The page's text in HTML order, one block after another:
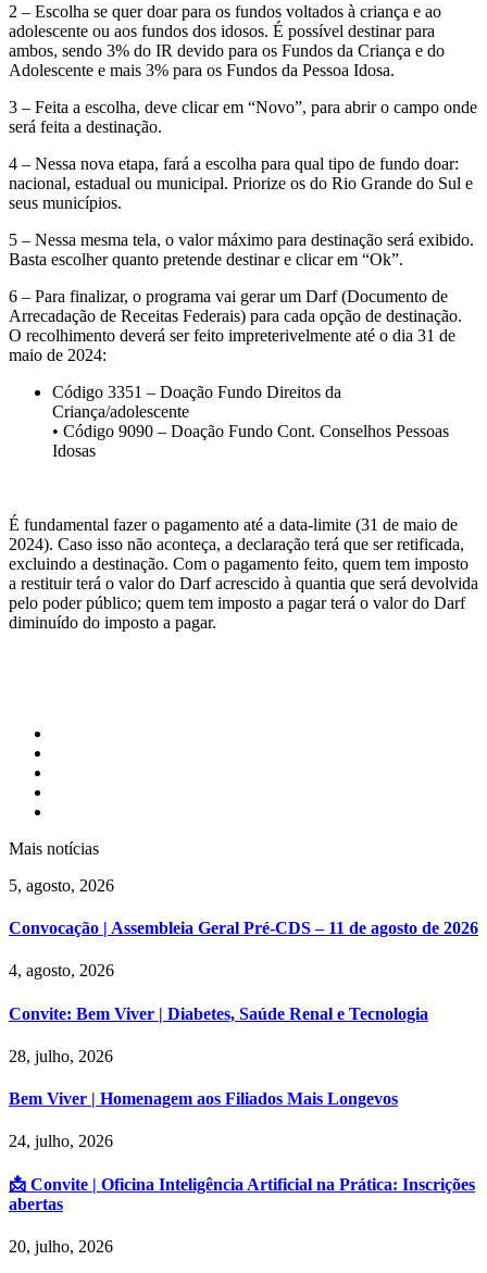
2 – Escolha se quer doar para os fundos voltados à criança e ao
adolescente ou aos fundos dos idosos. É possível destinar para
ambos, sendo 3% do IR devido para os Fundos da Criança e do
Adolescente e mais 3% para os Fundos da Pessoa Idosa.
3 – Feita a escolha, deve clicar em “Novo”, para abrir o campo onde
será feita a destinação.
4 – Nessa nova etapa, fará a escolha para qual tipo de fundo doar:
nacional, estadual ou municipal. Priorize os do Rio Grande do Sul e
seus municípios.
5 – Nessa mesma tela, o valor máximo para destinação será exibido.
Basta escolher quanto pretende destinar e clicar em “Ok”.
6 – Para finalizar, o programa vai gerar um Darf (Documento de
Arrecadação de Receitas Federais) para cada opção de destinação.
O recolhimento deverá ser feito impreterivelmente até o dia 31 de
maio de 2024:
Código 3351 – Doação Fundo Direitos da
Criança/adolescente
• Código 9090 – Doação Fundo Cont. Conselhos Pessoas
Idosas
É fundamental fazer o pagamento até a data-limite (31 de maio de
2024). Caso isso não aconteça, a declaração terá que ser retificada,
excluindo a destinação. Com o pagamento feito, quem tem imposto
a restituir terá o valor do Darf acrescido à quantia que será devolvida
pelo poder público; quem tem imposto a pagar terá o valor do Darf
diminuído do imposto a pagar.
Mais notícias
5, agosto, 2026
Convocação | Assembleia Geral Pré-CDS – 11 de agosto de 2026
4, agosto, 2026
Convite: Bem Viver | Diabetes, Saúde Renal e Tecnologia
28, julho, 2026
Bem Viver | Homenagem aos Filiados Mais Longevos
24, julho, 2026
📩 Convite | Oficina Inteligência Artificial na Prática: Inscrições
abertas
20, julho, 2026